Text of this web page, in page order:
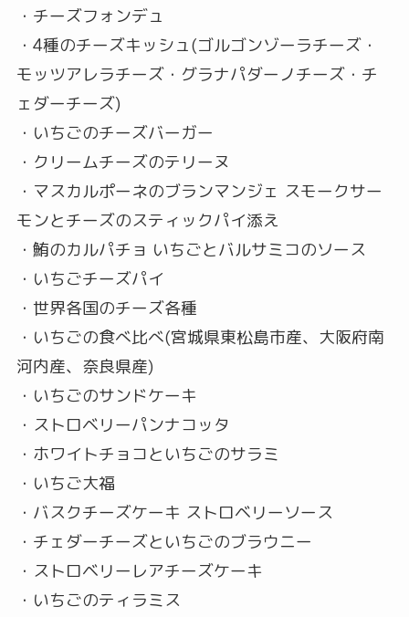
・チーズフォンデュ
・4種のチーズキッシュ(ゴルゴンゾーラチーズ・
モッツアレラチーズ・グラナパダーノチーズ・チ
ェダーチーズ)
・いちごのチーズバーガー
・クリームチーズのテリーヌ
・マスカルポーネのブランマンジェ スモークサー
モンとチーズのスティックパイ添え
・鮪のカルパチョ いちごとバルサミコのソース
・いちごチーズパイ
・世界各国のチーズ各種
・いちごの食べ比べ(宮城県東松島市産、大阪府南
河内産、奈良県産)
・いちごのサンドケーキ
・ストロベリーパンナコッタ
・ホワイトチョコといちごのサラミ
・いちご大福
・バスクチーズケーキ ストロベリーソース
・チェダーチーズといちごのブラウニー
・ストロベリーレアチーズケーキ
・いちごのティラミス